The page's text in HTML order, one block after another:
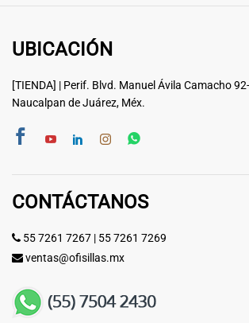
UBICACIÓN
[TIENDA] | Perif. Blvd. Manuel Ávila Camacho
Naucalpan de Juárez, Méx.
CONTÁCTANOS
55 7261 7267 | 55 7261 7269
ventas@ofisillas.mx